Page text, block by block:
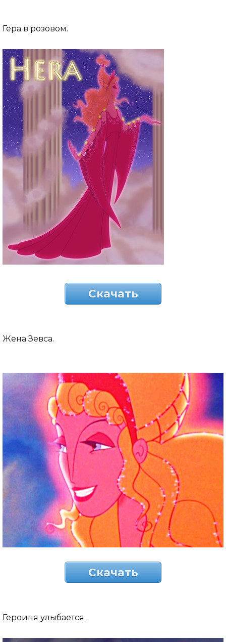
Гера в розовом.
Скачать
Жена Зевса.
Скачать
Героиня улыбается.